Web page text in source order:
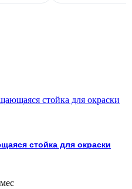
стойка для окраски